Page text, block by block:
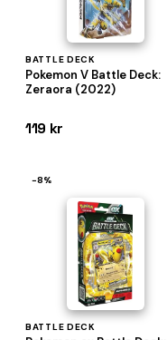
BATTLE DECK
Pokemon V Battle Deck:
Zeraora (2022)
119 kr
−8%
BATTLE DECK